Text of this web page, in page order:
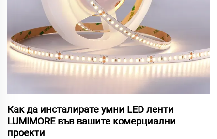
Как да инсталирате умни LED ленти
LUMIMORE във вашите комерциални
проекти